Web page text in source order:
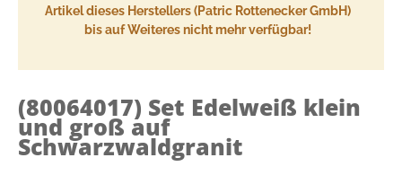
Artikel dieses Herstellers (Patric Rottenecker GmbH)
bis auf Weiteres nicht mehr verfügbar!
(80064017) Set Edelweiß klein
und groß auf
Schwarzwaldgranit